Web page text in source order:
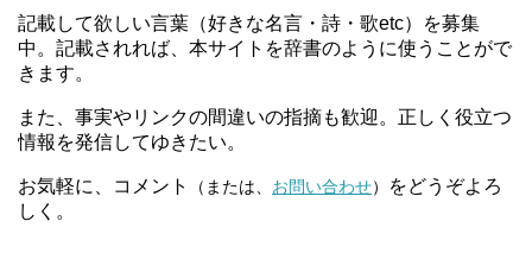
記載して欲しい言葉（好きな名言・詩・歌etc）を募集
中。記載されれば、本サイトを辞書のように使うことがで
きます。
また、事実やリンクの間違いの指摘も歓迎。正しく役立つ
情報を発信してゆきたい。
お気軽に、コメント （または、 お問い合わせ）
をどうぞよろ
しく。